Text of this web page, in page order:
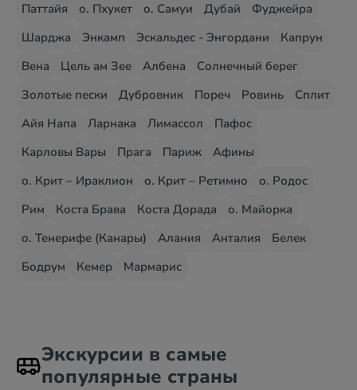
Паттайя
о. Пхукет о. Самуи Дубай
Фуджейра
Шарджа
Энкамп Эскальдес - Энгордани
Капрун
Вена
Цель ам Зее Албена
Солнечный берег
Золотые пески
Дубровник Пореч Ровинь
Сплит
Айя Напа
Ларнака Лимассол
Пафос
Карловы Вары
Прага Париж
Афины
о. Крит – Ираклион
о. Крит – Ретимно
о. Родос
Рим
Коста Брава Коста Дорада
о. Майорка
о. Тенерифе (Канары)
Алания Анталия
Белек
Бодрум
Кемер Мармарис
Экскурсии в самые
популярные страны